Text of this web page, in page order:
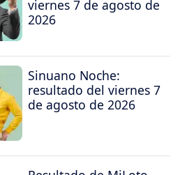
viernes 7 de agosto de
2026
Sinuano Noche:
resultado del viernes 7
de agosto de 2026